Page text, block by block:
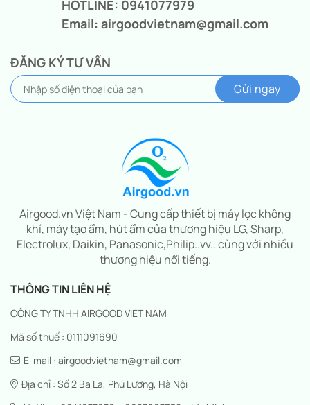
HOTLINE: 0941077979
Email: airgoodvietnam@gmail.com
ĐĂNG KÝ TƯ VẤN
Airgood.vn Việt Nam - Cung cấp thiết bị máy lọc không
khí, máy tạo ẩm, hút ẩm của thương hiệu LG, Sharp,
Electrolux, Daikin, Panasonic,Philip..vv.. cùng với nhiều
thương hiệu nổi tiếng.
THÔNG TIN LIÊN HỆ
CÔNG TY TNHH AIRGOOD VIET NAM
Mã số thuế : 0111091690
E-mail : airgoodvietnam@gmail.com
Địa chỉ : Số 2 Ba La, Phú Lương, Hà Nội